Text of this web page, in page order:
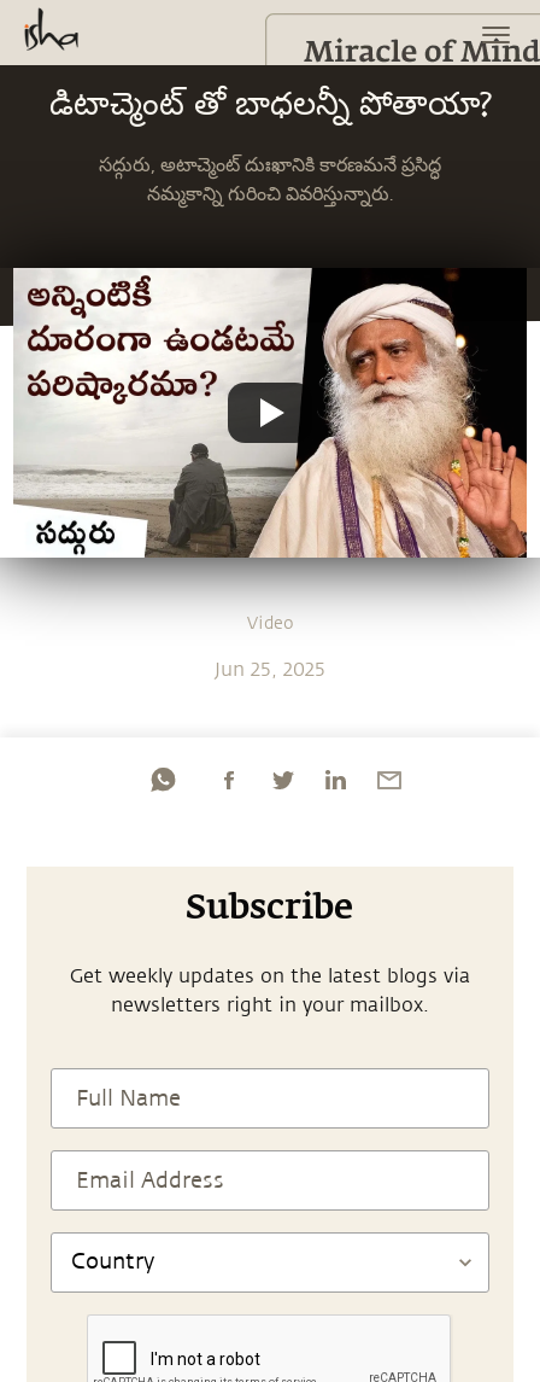
డిటాచ్మెంట్ తో బాధలన్నీ పోతాయా?
సద్గురు, అటాచ్మెంట్ దుఃఖానికి కారణమనే ప్రసిద్ధ
నమ్మకాన్ని గురించి వివరిస్తున్నారు.
Video
Jun 25, 2025
Subscribe
Get weekly updates on the latest blogs via
newsletters right in your mailbox.